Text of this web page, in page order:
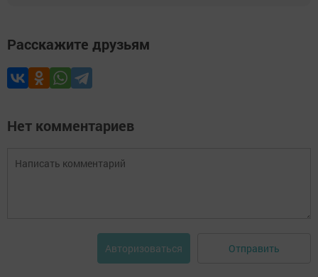
Расскажите друзьям
Нет комментариев
Авторизоваться Отправить